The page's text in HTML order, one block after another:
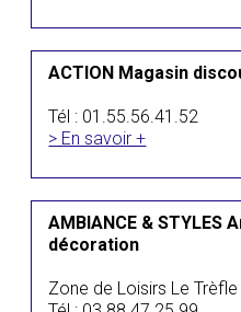
ACTION Magasin
Tél : 01.55.56.41.52
> En savoir +
AMBIANCE & STYLES
décoration
Zone de Loisirs Le